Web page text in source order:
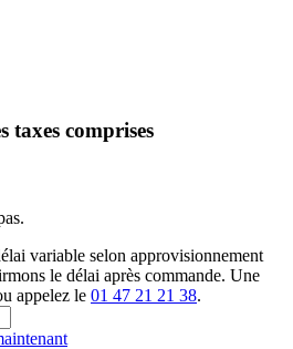
taxes comprises
variable selon approvisionnement
le délai après commande. Une
appelez le 01 47 21 21 38.